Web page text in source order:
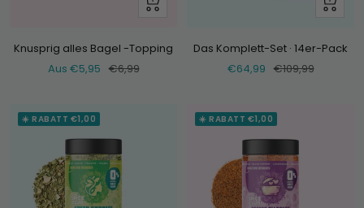
Knusprig alles Bagel -Topping
Verkaufspreis
Aus €5,95 Normaler
€6,99
Das Komplett-Set · 14er-Pack
Verkaufspreis
€64,99 Normaler
€109,99
☀️ RABATT €1,00 ☀️ RABATT €1,00